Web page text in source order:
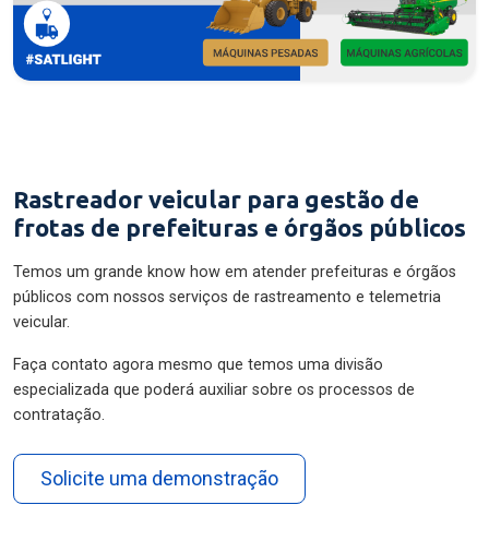
Rastreador veicular para gestão de
frotas de prefeituras e órgãos públicos
Temos um grande know how em atender prefeituras e órgãos
públicos com nossos serviços de rastreamento e telemetria
veicular.
Faça contato agora mesmo que temos uma divisão
especializada que poderá auxiliar sobre os processos de
contratação.
Solicite uma demonstração